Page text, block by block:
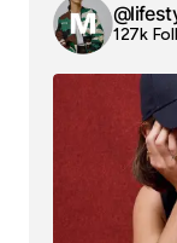
127k